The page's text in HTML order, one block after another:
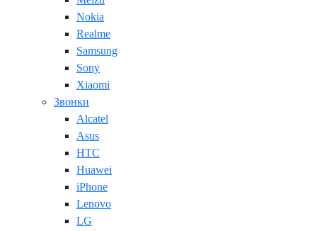
Nokia
Realme
Samsung
Sony
Xiaomi
Звонки
Alcatel
Asus
HTC
Huawei
iPhone
Lenovo
LG